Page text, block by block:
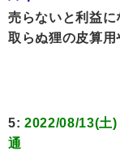
売らないと利益に
取らぬ狸の皮算用
5: 2022/08/13(土
通